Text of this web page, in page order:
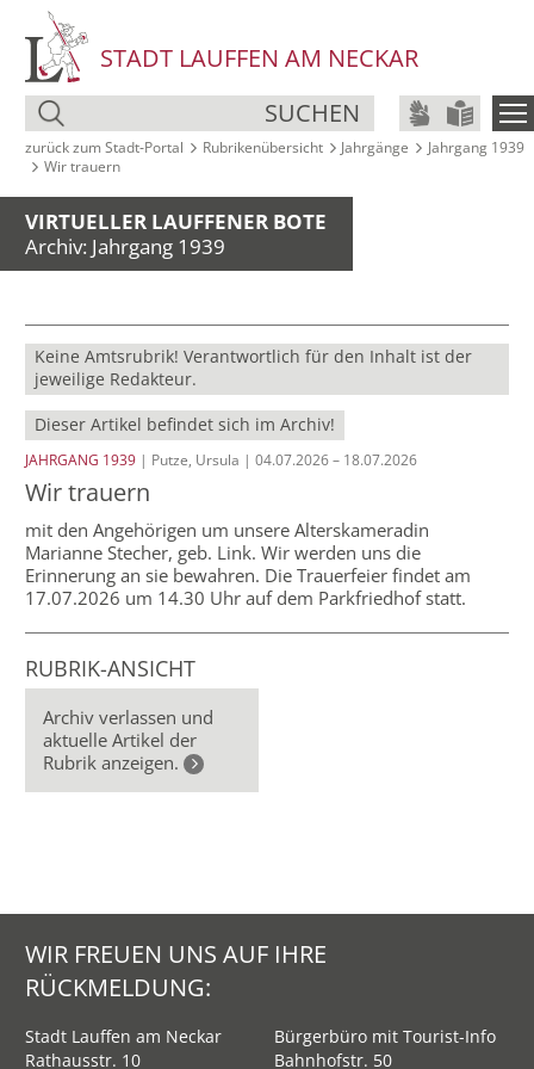
STADT LAUFFEN AM NECKAR
SUCHEN
zurück zum Stadt‑Portal Rubrikenübersicht Jahrgänge
Jahrgang 1939
Wir trauern
VIRTUELLER LAUFFENER BOTE
Archiv: Jahrgang 1939
Keine Amtsrubrik! Verantwortlich für den Inhalt ist der
jeweilige Redakteur.
Dieser Artikel befindet sich im Archiv!
JAHRGANG 1939 | Putze, Ursula | 04.07.2026 – 18.07.2026
Wir trauern
mit den Angehörigen um unsere Alterskameradin
Marianne Stecher, geb. Link. Wir werden uns die
Erinnerung an sie bewahren. Die Trauerfeier findet am
17.07.2026 um 14.30 Uhr auf dem Parkfriedhof statt.
RUBRIK-ANSICHT
Archiv verlassen und
aktuelle Artikel der
Rubrik anzeigen.
WIR FREUEN UNS AUF IHRE
RÜCKMELDUNG:
Stadt Lauffen am Neckar
Rathausstr. 10
Bürgerbüro mit Tourist-Info
Bahnhofstr. 50